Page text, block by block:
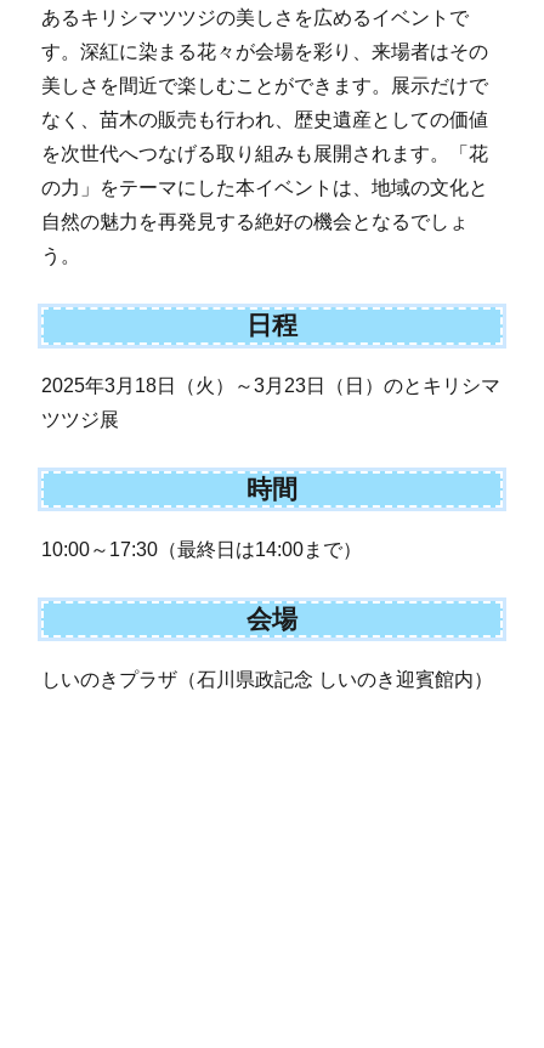
あるキリシマツツジの美しさを広めるイベントで
す。深紅に染まる花々が会場を彩り、来場者はその
美しさを間近で楽しむことができます。展示だけで
なく、苗木の販売も行われ、歴史遺産としての価値
を次世代へつなげる取り組みも展開されます。「花
の力」をテーマにした本イベントは、地域の文化と
自然の魅力を再発見する絶好の機会となるでしょ
う。
日程
2025年3月18日（火）～3月23日（日）のとキリシマ
ツツジ展
時間
10:00～17:30（最終日は14:00まで）
会場
しいのきプラザ（石川県政記念 しいのき迎賓館内）